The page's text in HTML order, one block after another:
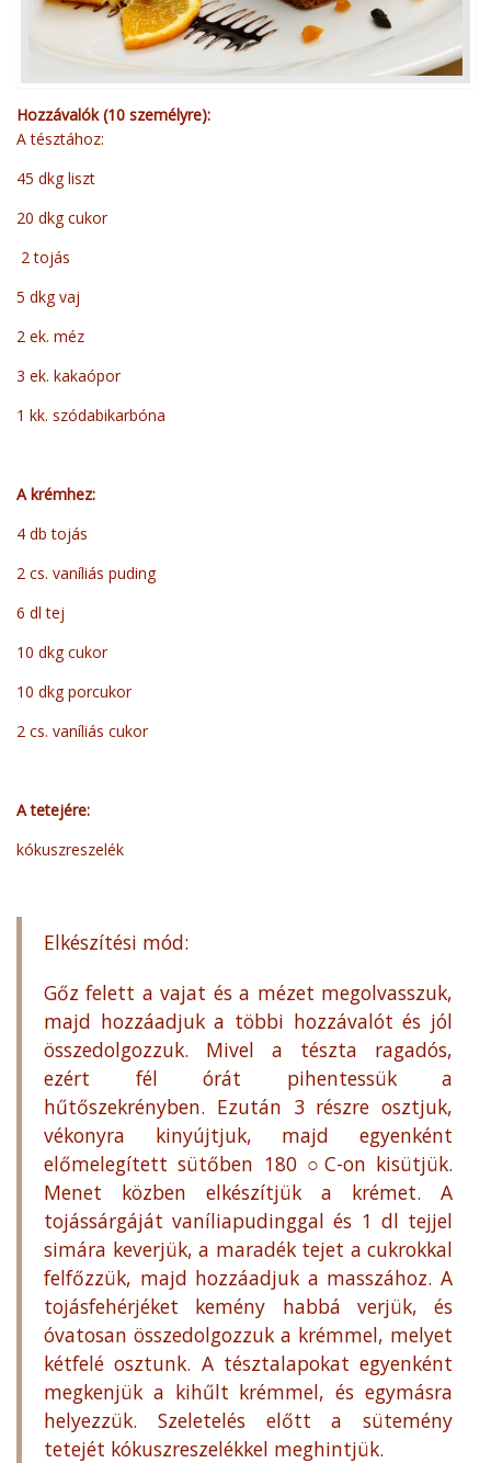
Hozzávalók (10 személyre):
A tésztához:
45 dkg liszt
20 dkg cukor
2 tojás
5 dkg vaj
2 ek. méz
3 ek. kakaópor
1 kk. szódabikarbóna
A krémhez:
4 db tojás
2 cs. vaníliás puding
6 dl tej
10 dkg cukor
10 dkg porcukor
2 cs. vaníliás cukor
A tetejére:
kókuszreszelék
Elkészítési mód:
Gőz felett a vajat és a mézet megolvasszuk,
majd hozzáadjuk a többi hozzávalót és jól
összedolgozzuk. Mivel a tészta ragadós,
ezért fél órát pihentessük a
hűtőszekrényben. Ezután 3 részre osztjuk,
vékonyra kinyújtjuk, majd egyenként
előmelegített sütőben 180 ○C-on kisütjük.
Menet közben elkészítjük a krémet. A
tojássárgáját vaníliapudinggal és 1 dl tejjel
simára keverjük, a maradék tejet a cukrokkal
felfőzzük, majd hozzáadjuk a masszához. A
tojásfehérjéket kemény habbá verjük, és
óvatosan összedolgozzuk a krémmel, melyet
kétfelé osztunk. A tésztalapokat egyenként
megkenjük a kihűlt krémmel, és egymásra
helyezzük. Szeletelés előtt a sütemény
tetejét kókuszreszelékkel meghintjük.